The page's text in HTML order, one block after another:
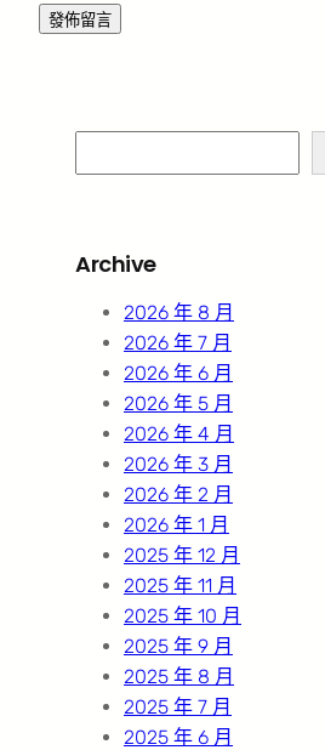
e
c
Archive
2026 年 8 月
2026 年 7 月
2026 年 6 月
2026 年 5 月
2026 年 4 月
2026 年 3 月
2026 年 2 月
2026 年 1 月
2025 年 12 月
2025 年 11 月
2025 年 10 月
2025 年 9 月
2025 年 8 月
2025 年 7 月
2025 年 6 月